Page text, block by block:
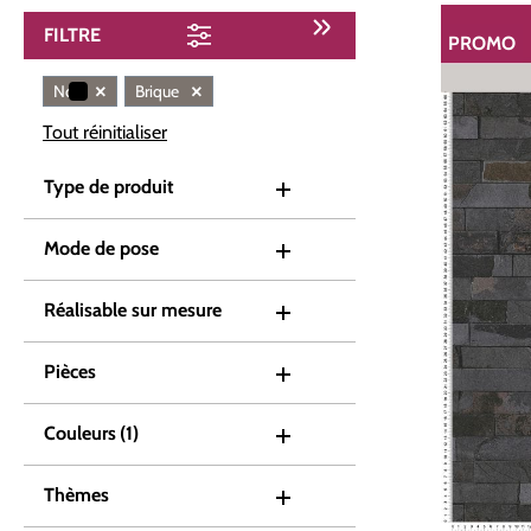
FILTRE
Noir × Brique ×
Tout réinitialiser
Type de produit
Mode de pose
Réalisable sur mesure
Pièces
Couleurs (1)
Thèmes
PROMO